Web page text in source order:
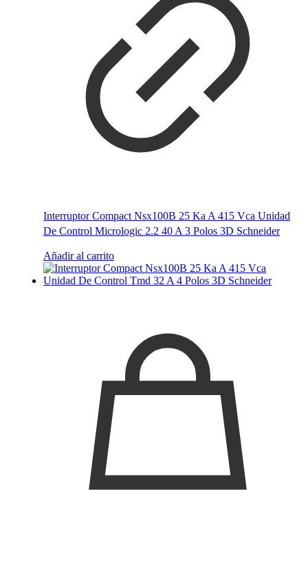
Interruptor Compact Nsx100B 25 Ka A 415 Vca Unidad
De Control Micrologic 2.2 40 A 3 Polos 3D Schneider
Añadir al carrito